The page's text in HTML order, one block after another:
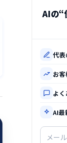
AIの“
代
お
よ
AI最